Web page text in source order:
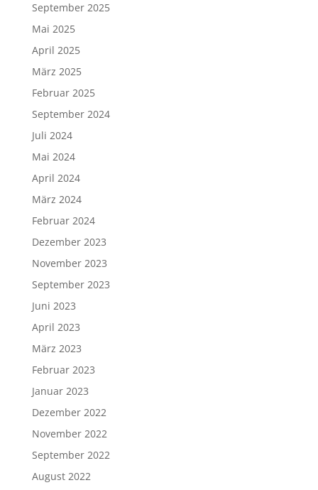
September 2025
Mai 2025
April 2025
März 2025
Februar 2025
September 2024
Juli 2024
Mai 2024
April 2024
März 2024
Februar 2024
Dezember 2023
November 2023
September 2023
Juni 2023
April 2023
März 2023
Februar 2023
Januar 2023
Dezember 2022
November 2022
September 2022
August 2022